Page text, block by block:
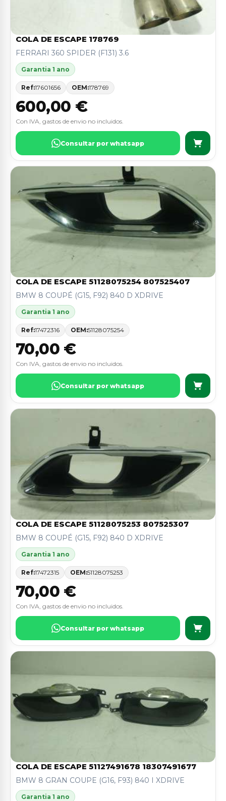
COLA DE ESCAPE 178769
FERRARI 360 SPIDER (F131) 3.6
Garantia 1 ano
Ref:17601656 OEM:178769
600,00 €
Con IVA, gastos de envio no incluidos.
Consultar por whatsapp
COLA DE ESCAPE 51128075254 807525407
BMW 8 COUPÉ (G15, F92) 840 D XDRIVE
Garantia 1 ano
Ref:17472316 OEM:51128075254
70,00 €
Con IVA, gastos de envio no incluidos.
Consultar por whatsapp
COLA DE ESCAPE 51128075253 807525307
BMW 8 COUPÉ (G15, F92) 840 D XDRIVE
Garantia 1 ano
Ref:17472315 OEM:51128075253
70,00 €
Con IVA, gastos de envio no incluidos.
Consultar por whatsapp
COLA DE ESCAPE 51127491678 18307491677
BMW 8 GRAN COUPE (G16, F93) 840 I XDRIVE
Garantia 1 ano